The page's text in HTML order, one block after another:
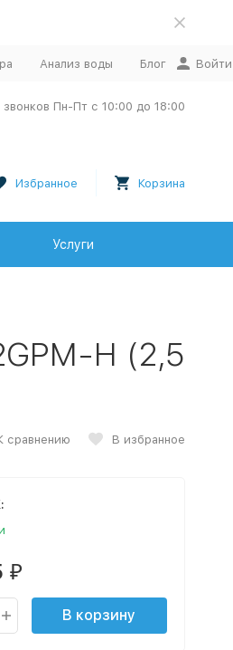
Анализ воды Блог Войти
Пн-Пт с 10:00 до 18:00
Избранное Корзина
Услуги
H (2,5
сравнению В избранное
₽
В корзину